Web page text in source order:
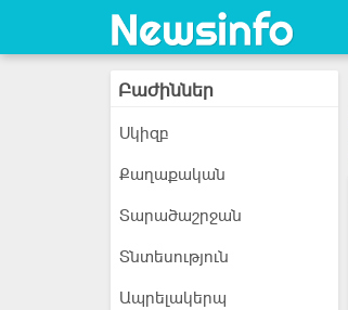
Բաժիններ
Սկիզբ
Քաղաքական
Տարածաշրջան
Տնտեսություն
Ապրելակերպ